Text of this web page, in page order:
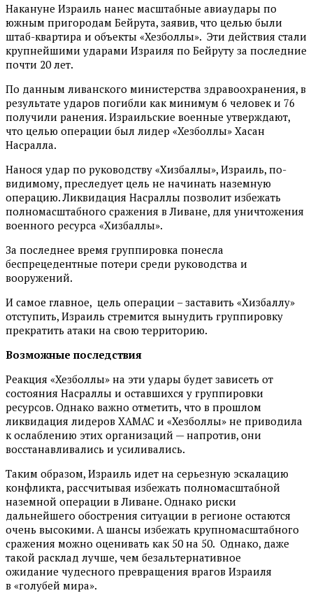
Накануне Израиль нанес масштабные авиаудары по
южным пригородам Бейрута, заявив, что целью были
штаб-квартира и объекты «Хезболлы». Эти действия стали
крупнейшими ударами Израиля по Бейруту за последние
почти 20 лет.
По данным ливанского министерства здравоохранения, в
результате ударов погибли как минимум 6 человек и 76
получили ранения. Израильские военные утверждают,
что целью операции был лидер «Хезболлы» Хасан
Насралла.
Нанося удар по руководству «Хизбаллы», Израиль, по-
видимому, преследует цель не начинать наземную
операцию. Ликвидация Насраллы позволит избежать
полномасштабного сражения в Ливане, для уничтожения
военного ресурса «Хизбаллы».
За последнее время группировка понесла
беспрецедентные потери среди руководства и
вооружений.
И самое главное, цель операции – заставить «Хизбаллу»
отступить, Израиль стремится вынудить группировку
прекратить атаки на свою территорию.
Возможные последствия
Реакция «Хезболлы» на эти удары будет зависеть от
состояния Насраллы и оставшихся у группировки
ресурсов. Однако важно отметить, что в прошлом
ликвидация лидеров ХАМАС и «Хезболлы» не приводила
к ослаблению этих организаций — напротив, они
восстанавливались и усиливались.
Таким образом, Израиль идет на серьезную эскалацию
конфликта, рассчитывая избежать полномасштабной
наземной операции в Ливане. Однако риски
дальнейшего обострения ситуации в регионе остаются
очень высокими. А шансы избежать крупномасштабного
сражения можно оценивать как 50 на 50. Однако, даже
такой расклад лучше, чем безальтернативное
ожидание чудесного превращения врагов Израиля
в «голубей мира».